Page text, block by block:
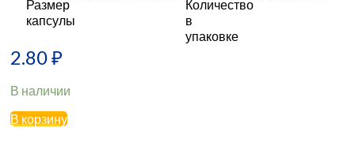
2.80₽
В наличии
В корзину